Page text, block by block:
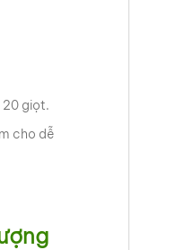
20 giọt.
cho dễ